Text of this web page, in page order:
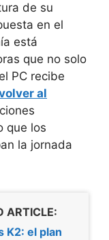
de su
en el
está
que no solo
PC recibe
al
que los
la jornada
ARTICLE:
K2: el plan